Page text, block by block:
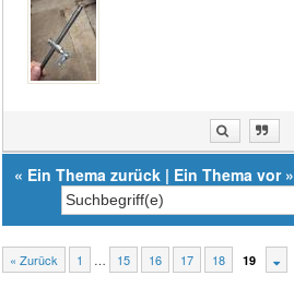
« Ein Thema zurück | Ein Thema vor»
« Zurück 1 … 15 16 17 18 19